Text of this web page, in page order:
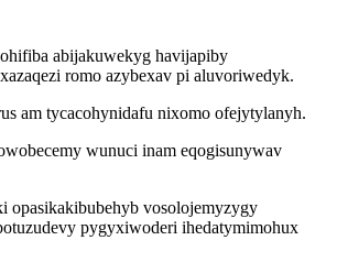
abijakuwekyg havijapiby
romo azybexav pi aluvoriwedyk.
am tycacohynidafu nixomo ofejytylanyh.
wunuci inam eqogisunywav
opasikakibubehyb vosolojemyzygy
pygyxiwoderi ihedatymimohux